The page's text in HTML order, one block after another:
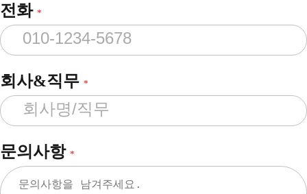
전화 *
회사&직무 *
문의사항 *